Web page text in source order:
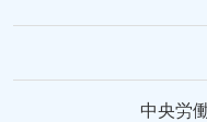
中央労